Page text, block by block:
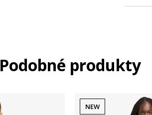
Podobné produkty
NEW